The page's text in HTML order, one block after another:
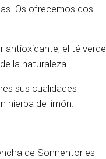
Os ofrecemos dos
antioxidante, el té verde
la naturaleza.
sus cualidades
hierba de limón
de Sonnentor es